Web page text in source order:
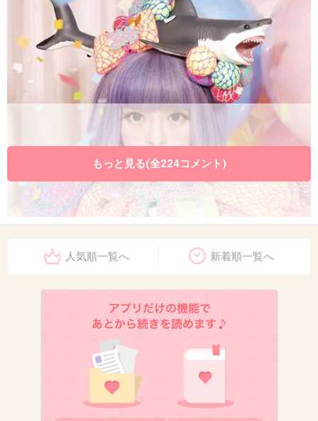
出典：www.summersonic.com
ただ、この子には合わない
もっと見る(全224コメント)
人気順一覧へ 新着順一覧へ